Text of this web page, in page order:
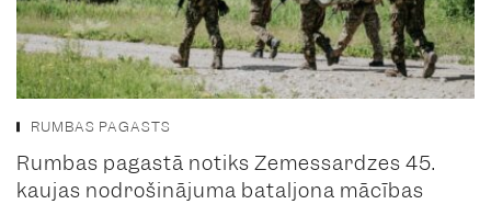
RUMBAS PAGASTS
Rumbas pagastā notiks Zemessardzes 45.
kaujas nodrošinājuma bataljona mācības